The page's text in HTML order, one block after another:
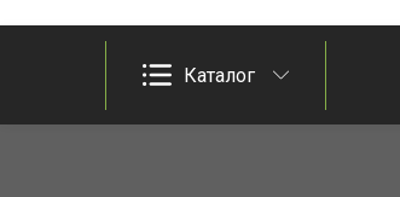
Продукты из восточно-азиатских стран
Каталог